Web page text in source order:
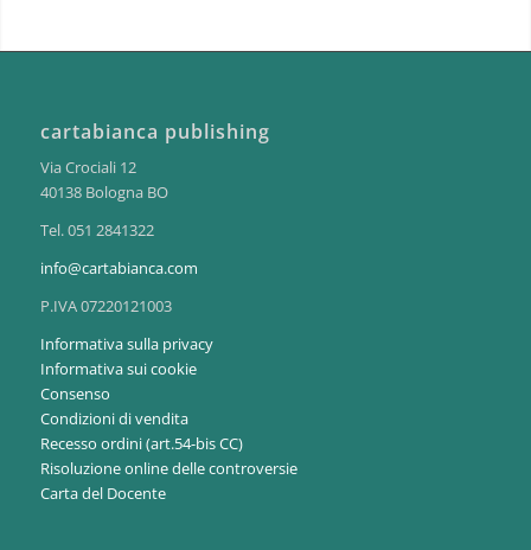
cartabianca publishing
Via Crociali 12
40138 Bologna BO
Tel. 051 2841322
info@cartabianca.com
P.IVA 07220121003
Informativa sulla privacy
Informativa sui cookie
Consenso
Condizioni di vendita
Recesso ordini (art.54-bis CC)
Risoluzione online delle controversie
Carta del Docente